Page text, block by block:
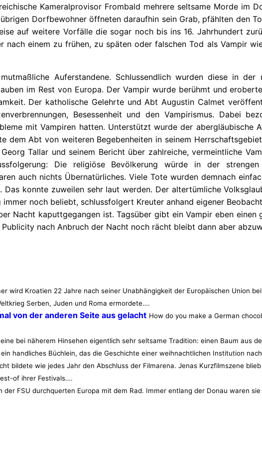
Kameralprovisor Frombald mehrere seltsame Morde im
Dorfbewohner öffneten daraufhin sein Grab, pfählten den
auf weitere Vorfälle die sogar noch bis ins 16. Jahrhundert
einem zu frühen, zu späten oder falschen Tod als Vampir
Auferstandene. Schlussendlich wurden diese in der
im Rest von Europa. Der Vampir wurde berühmt und
Der katholische Gelehrte und Abt Augustin Calmet
Besessenheit und den Vampirismus. Dabei
mit Vampiren hatten. Unterstützt wurde der abergläubische
dem Abt von weiteren Begebenheiten in seinem
Tallar und seinem Bericht über zahlreiche, vermeintliche
Die religiöse Bevölkerung würde in der
auch nichts Übernatürliches. Viele Tote wurden demnach
konnte zuweilen sehr laut werden. Der altertümliche
noch beliebt, schlussfolgert Kreuter anhand eigener
Nacht kaputtgegangen ist. Tagsüber gibt ein Vampir eben einen
nach Anbruch der Nacht noch rächt bleibt dann aber
wird Kroatien 22 Jahre nach seiner Unabhängigkeit der Europäischen Union
Serben, Juden und Roma ermordete….
von der anderen Seite aus gelacht How do you make a German
bei näherem Hinsehen eigentlich sehr seltsame Tradition: einen Baum aus
handliches Büchlein, das die Geschichte einer weihnachtlichen Institution
bildete wie jedes Jahr den Abschluss der Filmarena. Jenas Kurzfilmszene
of ihrer Festivals….
der FSU durchquerten Europa mit dem Rad. Immer entlang der Donau waren